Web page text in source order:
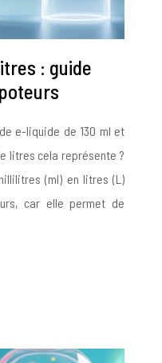
: guide
e-liquide de 130 ml et
litres cela représente ?
(ml) en litres (L)
car elle permet de